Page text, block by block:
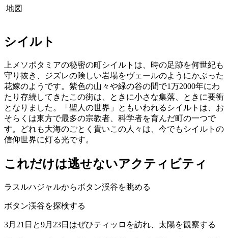
地図
シイルト
上メソポタミアの秘密の町シイルトは、時の足跡を何世紀も
守り抜き、ジズレの険しい岩場をヴェールのようにかぶった
花嫁のようです。紫色の山々や緑の谷の間で1万2000年にわ
たり存続してきたこの街は、ときに小さな集落、ときに要衝
となりました。「聖人の世界」ともいわれるシイルトは、お
そらくは東方で最多の宗教者、科学者を育んだ町の一つで
す。どれも大海のごとく貴いこの人々は、今でもシイルトの
信仰世界に灯る光です。
これだけは逃せないアクティビティ
ラスルハジャルからボタン渓谷を眺める
ボタン渓谷を探検する
3月21日と9月23日はぜひティッロを訪れ、太陽を観察する